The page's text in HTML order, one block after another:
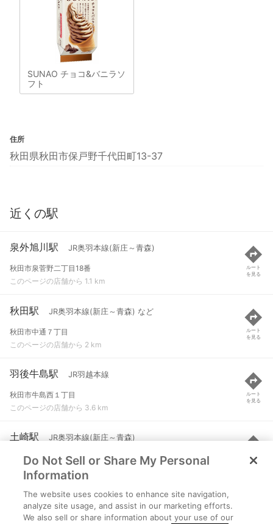
SUNAO チョコ&バニラソ
フト
住所
秋田県秋田市保戸野千代田町13-37
近くの駅
泉外旭川駅 JR奥羽本線(新庄～青森)
秋田市泉菅野二丁目18番
このページの店舗から 1.1 km
ルート
を見る
秋田駅 JR奥羽本線(新庄～青森) など
秋田市中通７丁目
このページの店舗から 2 km
ルート
を見る
羽後牛島駅 JR羽越本線
秋田市牛島西１丁目
このページの店舗から 3.6 km
ルート
を見る
土崎駅 JR奥羽本線(新庄～青森)
秋田市土崎港中央６丁目
このページの店舗から 4.7 km
ルート
を見る
新屋駅 JR羽越本線
秋田市新屋扇町
Do Not Sell or Share My Personal
Information
The website uses cookies to enhance site navigation,
analyze site usage, and assist in our marketing efforts.
We also sell or share information about your use of our